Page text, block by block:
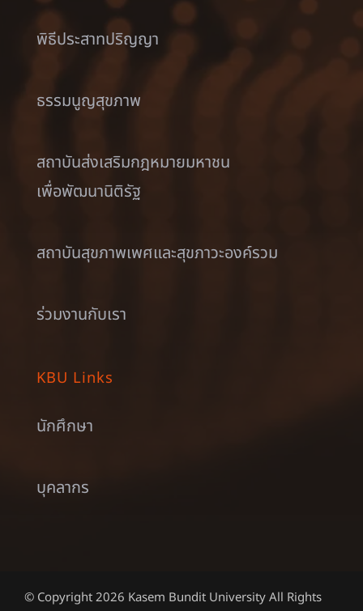
พิธีประสาทปริญญา
ธรรมนูญสุขภาพ
สถาบันส่งเสริมกฎหมายมหาชน
เพื่อพัฒนานิติรัฐ
สถาบันสุขภาพเพศและสุขภาวะองค์รวม
ร่วมงานกับเรา
KBU Links
นักศึกษา
บุคลากร
© Copyright 2026 Kasem Bundit University All Rights